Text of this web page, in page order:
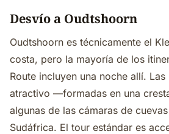
Desvío a Oudtshoorn
Oudtshoorn es técnicamente el
costa, pero la mayoría de los
Route incluyen una noche allí.
atractivo —formadas en una
algunas de las cámaras de
Sudáfrica. El tour estándar es